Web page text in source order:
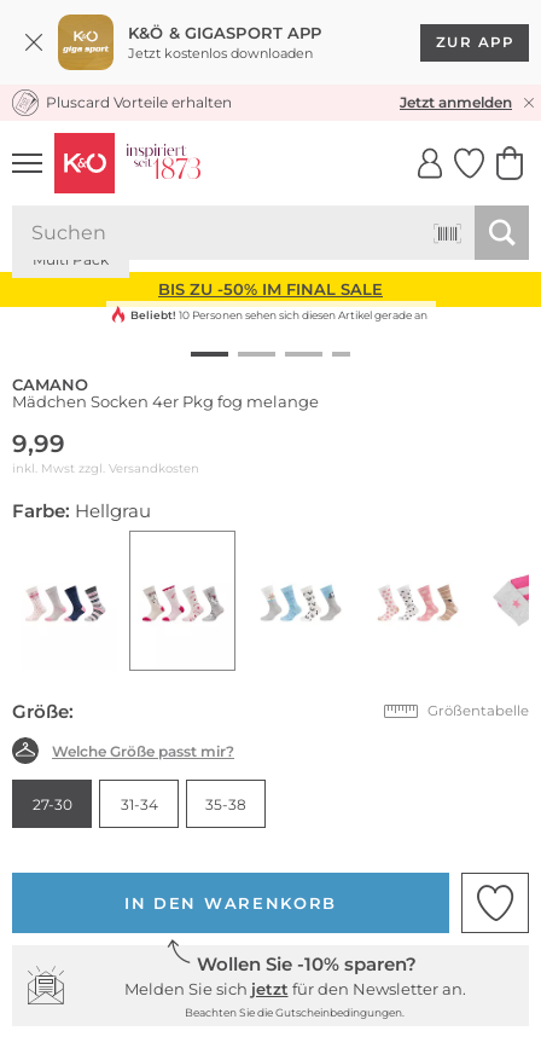
K&Ö & GIGASPORT APP
Jetzt kostenlos downloaden
ZUR APP
KOSTENLOSER VERSAND* & RÜCKVERSAND
Pluscard Vorteile erhalten Jetzt anmelden
UNSERE APP
CLICK &
BIS ZU -50% IM FINAL SALE
Multi Pack
Beliebt! 10 Personen sehen sich diesen Artikel gerade an
CAMANO
Mädchen Socken 4er Pkg fog melange
9,99
inkl. Mwst zzgl. Versandkosten
Farbe: Hellgrau
Größe: Größentabelle
Welche Größe passt mir?
27-30 31-34 35-38
IN DEN WARENKORB
Wollen Sie -10% sparen?
Melden Sie sich jetzt für den Newsletter an.
Beachten Sie die Gutscheinbedingungen.